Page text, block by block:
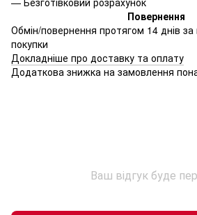
Повернення
Обмін/повернення протягом 14 днів
покупки
Докладніше про доставку та оплату
Додаткова знижка на замовлення
Ваш відгук буде